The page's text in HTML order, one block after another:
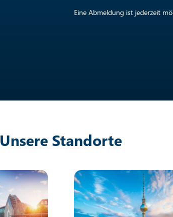
Eine Abmeldung ist jederzeit
Unsere Standorte